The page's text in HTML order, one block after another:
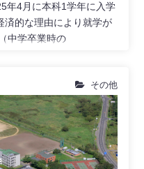
年4月に本科1学年に入学
済的な理由により就学が
中学卒業時の
その他